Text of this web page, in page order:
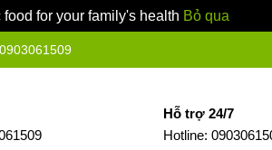
for your family's health Bỏ qua
Hỗ trợ 24/7
Hotline: